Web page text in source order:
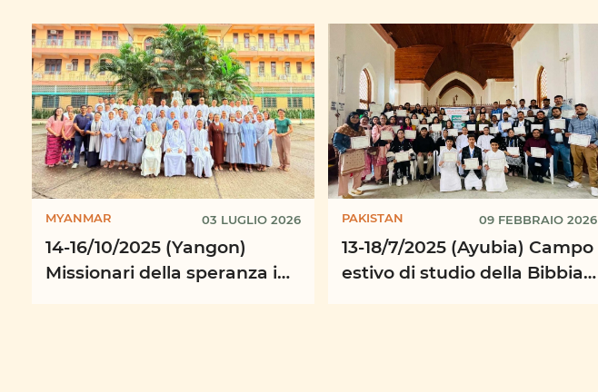
MYANMAR 03 LUGLIO 2026
14-16/10/2025 (Yangon)
Missionari della speranza in
PAKISTAN 09 FEBBRAIO 2026
13-18/7/2025 (Ayubia) Campo
estivo di studio della Bibbia